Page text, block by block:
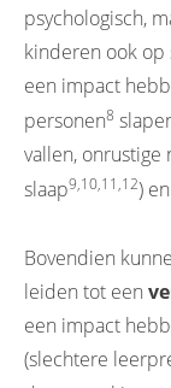
psychologisch,
kinderen ook op
een impact
personen8
vallen, onrustige
slaap9,10,11,12)
Bovendien
leiden tot een
een impact
(slechtere